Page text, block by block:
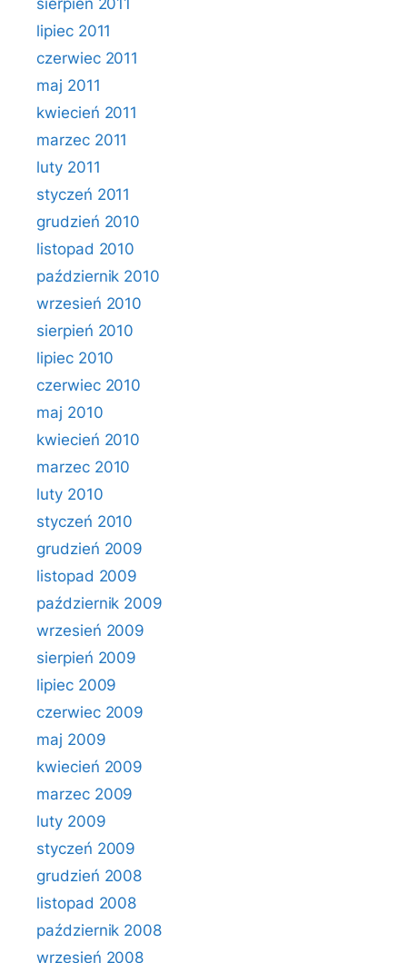
sierpień 2011
lipiec 2011
czerwiec 2011
maj 2011
kwiecień 2011
marzec 2011
luty 2011
styczeń 2011
grudzień 2010
listopad 2010
październik 2010
wrzesień 2010
sierpień 2010
lipiec 2010
czerwiec 2010
maj 2010
kwiecień 2010
marzec 2010
luty 2010
styczeń 2010
grudzień 2009
listopad 2009
październik 2009
wrzesień 2009
sierpień 2009
lipiec 2009
czerwiec 2009
maj 2009
kwiecień 2009
marzec 2009
luty 2009
styczeń 2009
grudzień 2008
listopad 2008
październik 2008
wrzesień 2008